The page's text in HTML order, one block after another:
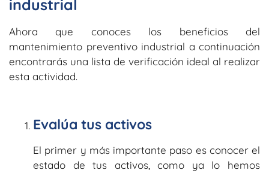
industrial
Ahora que conoces los beneficios del
mantenimiento preventivo industrial a continuación
encontrarás una lista de verificación ideal al realizar
esta actividad.
Evalúa tus activos
El primer y más importante paso es conocer el
estado de tus activos, como ya lo hemos